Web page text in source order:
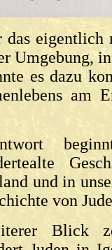
das eigentlich
Umgebung,
es dazu
am
und in
von
Blick